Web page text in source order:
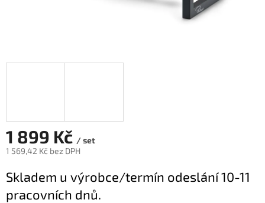
1 899 Kč / set
1 569,42 Kč bez DPH
cena:
Skladem u výrobce/termín odeslání 10-11
pracovních dnů.